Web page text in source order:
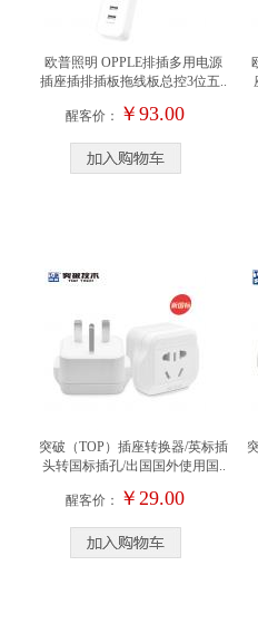
欧普照明 OPPLE排插多用电源
插座插排插板拖线板总控3位五..
醒客价： ￥93.00
突破（TOP）插座转换器/英标插
头转国标插孔/出国国外使用国..
醒客价： ￥29.00